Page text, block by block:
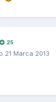
25
21 Marca 2013